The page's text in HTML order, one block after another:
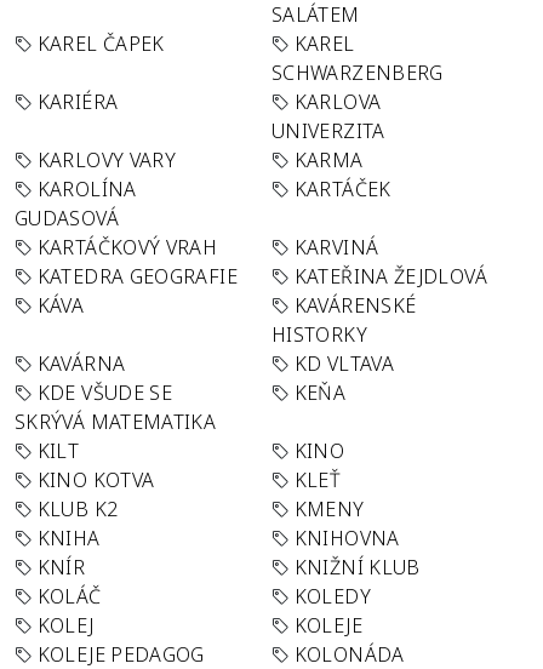
SALÁTEM
KAREL ČAPEK
KAREL
SCHWARZENBERG
KARIÉRA
KARLOVA
UNIVERZITA
KARLOVY VARY
KARMA
KAROLÍNA
GUDASOVÁ
KARTÁČEK
KARTÁČKOVÝ VRAH
KARVINÁ
KATEDRA GEOGRAFIE
KATEŘINA ŽEJDLOVÁ
KÁVA
KAVÁRENSKÉ
HISTORKY
KAVÁRNA
KD VLTAVA
KDE VŠUDE SE
SKRÝVÁ MATEMATIKA
KEŇA
KILT
KINO
KINO KOTVA
KLEŤ
KLUB K2
KMENY
KNIHA
KNIHOVNA
KNÍR
KNIŽNÍ KLUB
KOLÁČ
KOLEDY
KOLEJ
KOLEJE
KOLEJE PEDAGOG
KOLONÁDA